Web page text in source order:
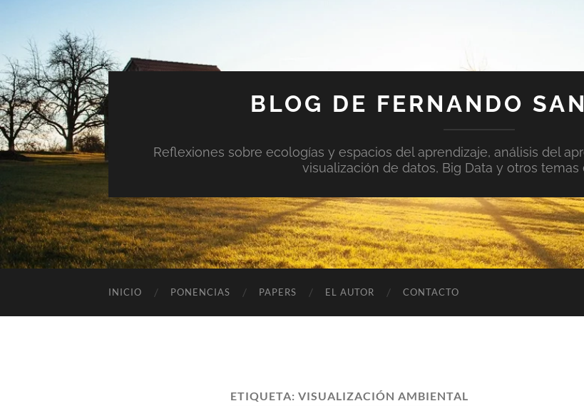
BLOG DE FERNANDO
Reflexiones sobre ecologías y espacios del aprendizaje, análisis del
visualización de datos, Big Data y otros
INICIO PONENCIAS PAPERS EL AUTOR CONTACTO
ETIQUETA: VISUALIZACIÓN AMBIENTAL